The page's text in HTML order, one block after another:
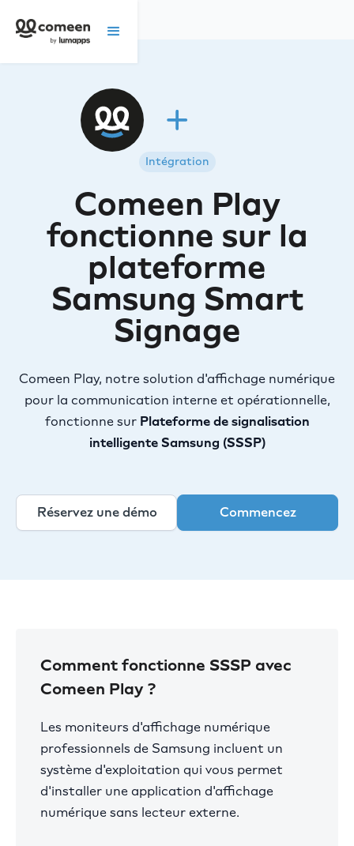
Intégration
Comeen Play
fonctionne sur la
plateforme
Samsung Smart
Signage
Comeen Play, notre solution d'affichage numérique
pour la communication interne et opérationnelle,
fonctionne sur Plateforme de signalisation
intelligente Samsung (SSSP)
Réservez une démo Commencez
Comment fonctionne SSSP avec
Comeen Play ?
Les moniteurs d'affichage numérique
professionnels de Samsung incluent un
système d'exploitation qui vous permet
d'installer une application d'affichage
numérique sans lecteur externe.